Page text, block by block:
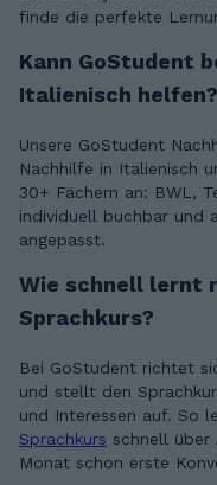
finde die perfekte
Kann GoStudent
Italienisch helfen?
Unsere GoStudent
Nachhilfe in Italienisch
30+ Fächern an: BWL,
individuell buchbar und
angepasst.
Wie schnell lernt
Sprachkurs?
Bei GoStudent richtet
und stellt den
und Interessen auf. So
Sprachkurs schnell über
Monat schon erste